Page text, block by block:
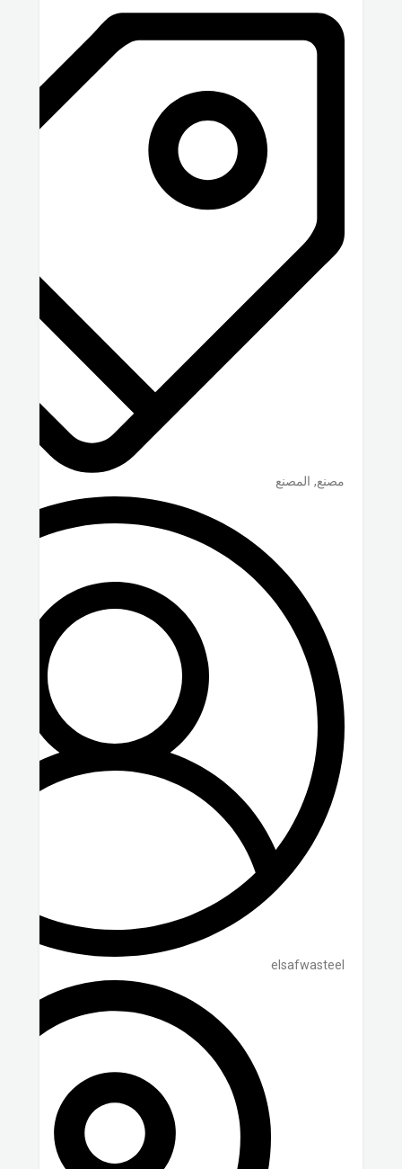
مصنع, المصنع
elsafwasteel